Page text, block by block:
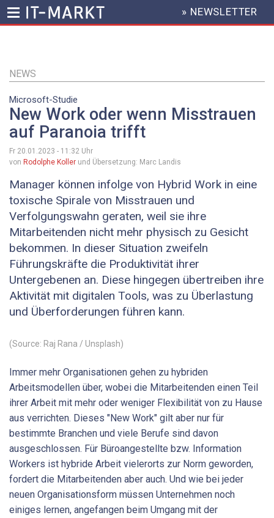
Inhalt
HEADER
MENU
» NEWSLETTER
NEWS
Microsoft-Studie
New Work oder wenn Misstrauen
auf Paranoia trifft
Fr 20.01.2023 - 11:32 Uhr
von Rodolphe Koller und Übersetzung: Marc Landis
Manager können infolge von Hybrid Work in eine
toxische Spirale von Misstrauen und
Verfolgungswahn geraten, weil sie ihre
Mitarbeitenden nicht mehr physisch zu Gesicht
bekommen. In dieser Situation zweifeln
Führungskräfte die Produktivität ihrer
Untergebenen an. Diese hingegen übertreiben ihre
Aktivität mit digitalen Tools, was zu Überlastung
und Überforderungen führen kann.
(Source: Raj Rana / Unsplash)
Immer mehr Organisationen gehen zu hybriden
Arbeitsmodellen über, wobei die Mitarbeitenden einen Teil
ihrer Arbeit mit mehr oder weniger Flexibilität von zu Hause
aus verrichten. Dieses "New Work" gilt aber nur für
bestimmte Branchen und viele Berufe sind davon
ausgeschlossen. Für Büroangestellte bzw. Information
Workers ist hybride Arbeit vielerorts zur Norm geworden,
fordert die Mitarbeitenden aber auch. Und wie bei jeder
neuen Organisationsform müssen Unternehmen noch
einiges lernen, angefangen beim Umgang mit der